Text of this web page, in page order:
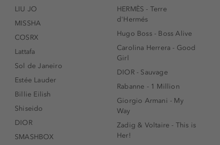
LIU JO
MISSHA
COSRX
Lattafa
Sol de Janeiro
Estée Lauder
Billie Eilish
Shiseido
DIOR
SMASHBOX
HERMÈS - Terre
d'Hermés
Hugo Boss - Boss Alive
Carolina Herrera - Good
Girl
DIOR - Sauvage
Rabanne - 1 Million
Giorgio Armani - My
Way
Zadig & Voltaire - This is
Her!